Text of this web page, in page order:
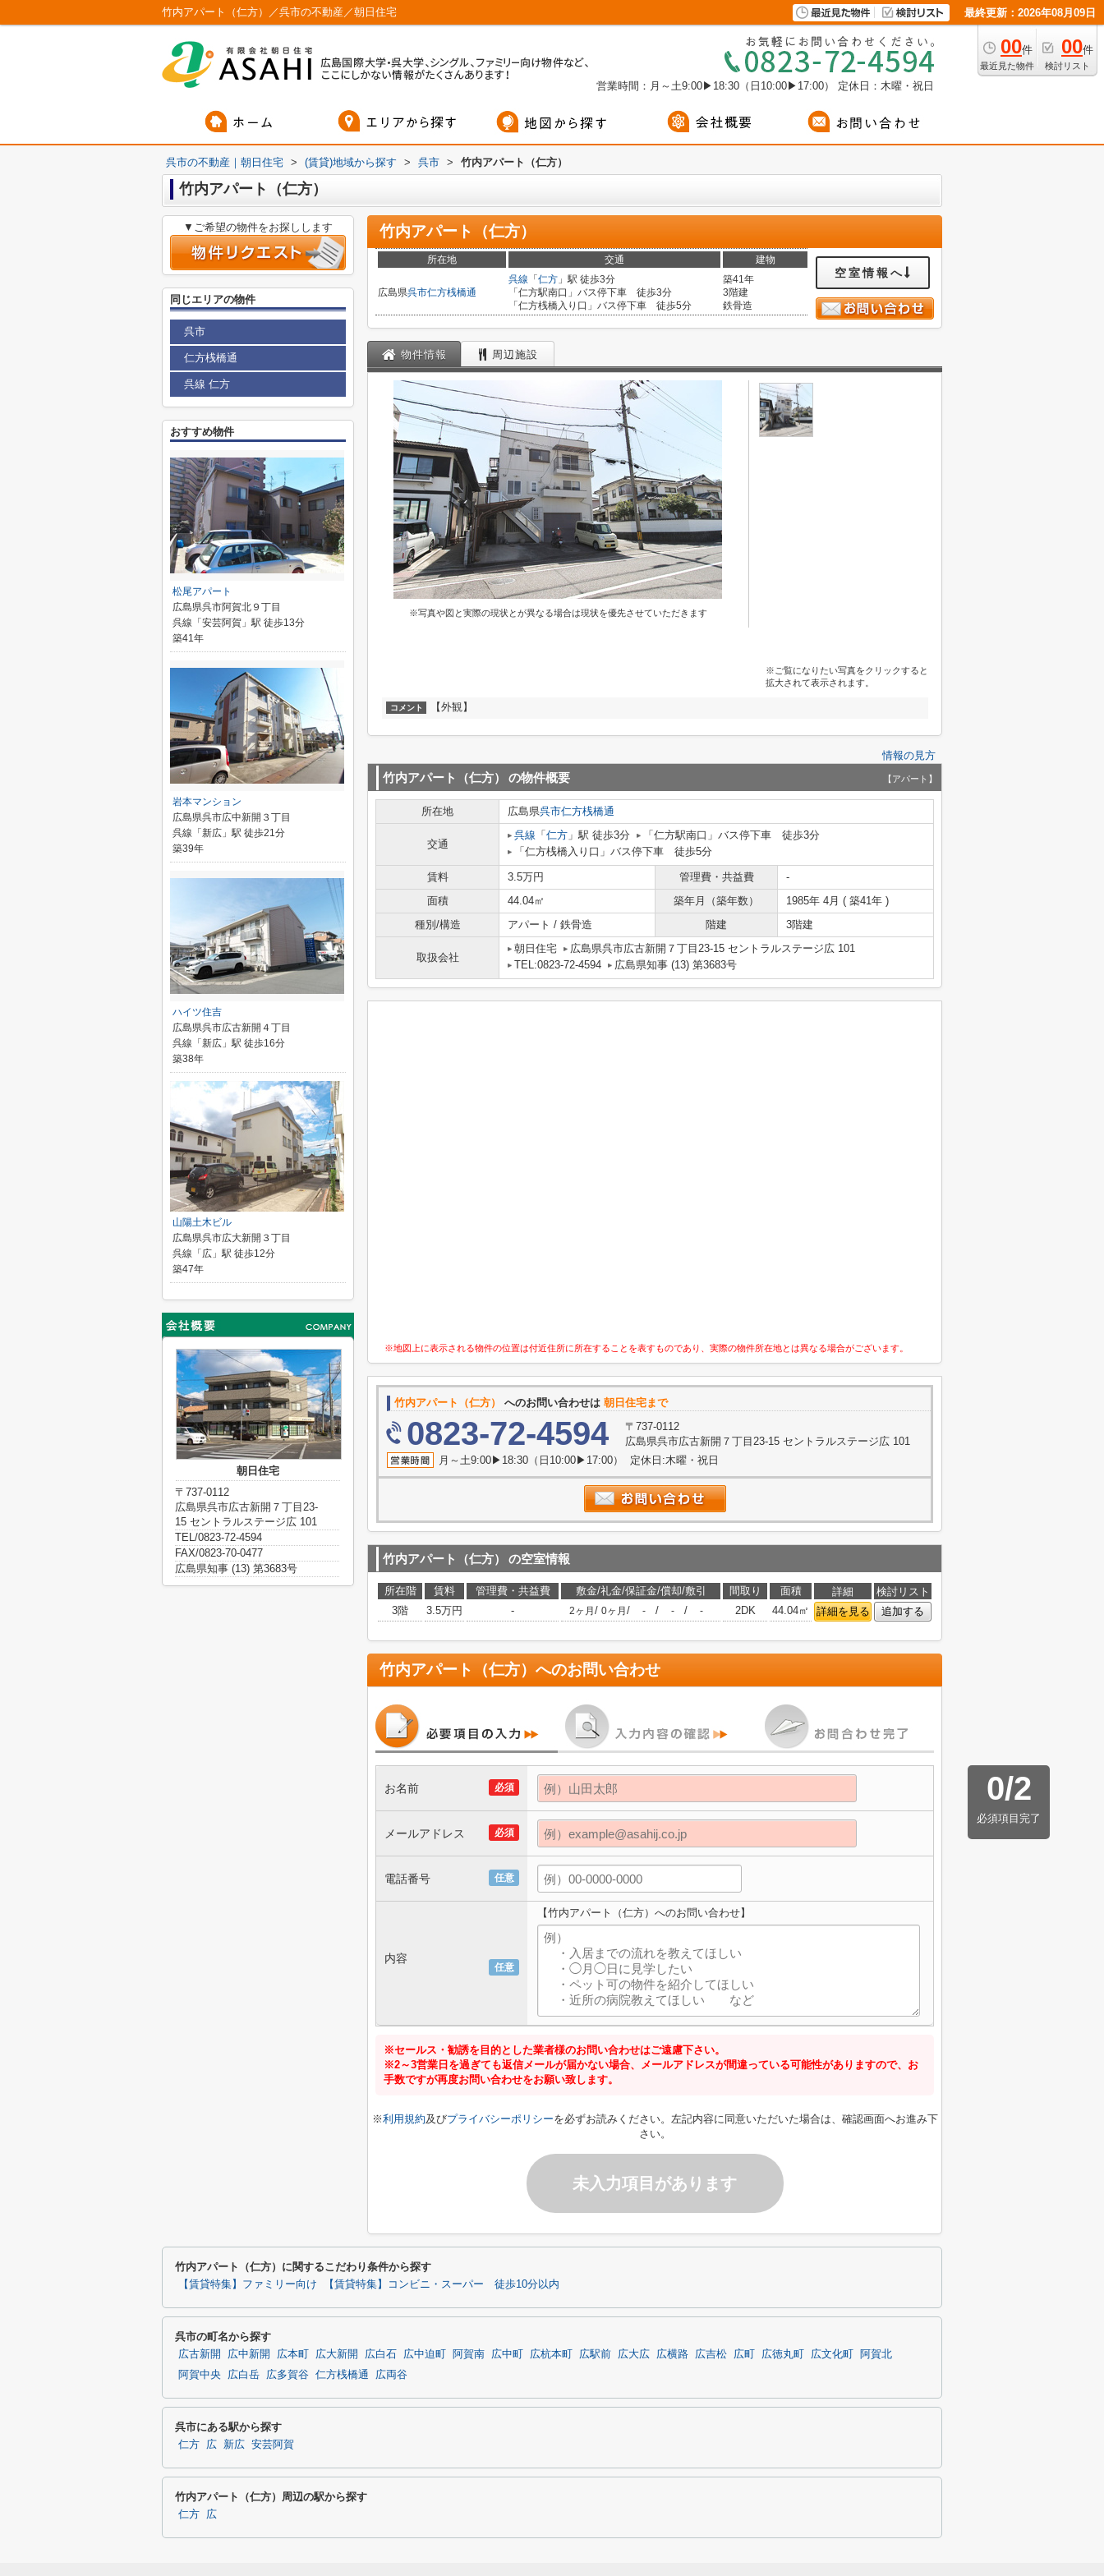
竹内アパート（仁方）／呉市の不動産／朝日住宅 最終更新：2026年08月09日
00件
最近見た物件
00件
検討リスト
営業時間：月～土9:00▶18:30（日10:00▶17:00） 定休日：木曜・祝日
呉市の不動産｜朝日住宅 > (賃貸)地域から探す > 呉市 > 竹内アパート（仁方）
竹内アパート（仁方）
竹内アパート（仁方）
所在地 交通 建物
広島県呉市仁方桟橋通
呉線 「 仁方 」駅 徒歩3分
「仁方駅南口」バス停下車 徒歩3分
「仁方桟橋入り口」バス停下車 徒歩5分
築41年
3階建
鉄骨造
空室情報へ
物件情報 周辺施設
※写真や図と実際の現状とが異なる場合は現状を優先させていただきます
※ご覧になりたい写真をクリックすると
拡大されて表示されます。
コメント 【外観】
情報の見方
竹内アパート（仁方） の物件概要 【アパート】
所在地 広島県呉市仁方桟橋通
交通
呉線 「 仁方 」駅 徒歩3分
「仁方駅南口」バス停下車 徒歩3分
「仁方桟橋入り口」バス停下車 徒歩5分
賃料 3.5万円 管理費・共益費
-
面積
44.04㎡ 築年月（築年数）
1985年 4月 ( 築41年 )
種別/構造
アパート / 鉄骨造 階建 3階建
取扱会社
朝日住宅
広島県呉市広古新開７丁目23-15 セントラルステージ広 101
TEL:0823-72-4594
広島県知事 (13) 第3683号
※地図上に表示される物件の位置は付近住所に所在することを表すものであり、実際の物件所在地とは異なる場合がございます。
竹内アパート（仁方） へのお問い合わせは 朝日住宅まで
0823-72-4594
〒737-0112
広島県呉市広古新開７丁目23-15 セントラルステージ広 101
月～土9:00▶18:30（日10:00▶17:00） 定休日:木曜・祝日
竹内アパート（仁方） の空室情報
所在階 賃料 管理費・共益費 敷金/礼金/保証金/償却/敷引 間取り 面積 詳細
検討リスト
3階
3.5万円 - 2ヶ月 / 0ヶ月 / - / - / - 2DK 44.04㎡ 詳細を見る 追加する
竹内アパート（仁方） へのお問い合わせ
0/2
必須項目完了
必須
お名前
必須
メールアドレス
任意
電話番号
任意
内容
【竹内アパート（仁方）へのお問い合わせ】
※セールス・勧誘を目的とした業者様のお問い合わせはご遠慮下さい。
※2～3営業日を過ぎても返信メールが届かない場合、メールアドレスが間違っている可能性がありますので、お
手数ですが再度お問い合わせをお願い致します。
※利用規約及びプライバシーポリシーを必ずお読みください。左記内容に同意いただいた場合は、確認画面へお進み下
さい。
未入力項目があります
▼ご希望の物件をお探しします
同じエリアの物件
呉市
仁方桟橋通
呉線 仁方
おすすめ物件
松尾アパート
広島県呉市阿賀北９丁目
呉線「安芸阿賀」駅 徒歩13分
築41年
岩本マンション
広島県呉市広中新開３丁目
呉線「新広」駅 徒歩21分
築39年
ハイツ住吉
広島県呉市広古新開４丁目
呉線「新広」駅 徒歩16分
築38年
山陽土木ビル
広島県呉市広大新開３丁目
呉線「広」駅 徒歩12分
築47年
朝日住宅
〒737-0112
広島県呉市広古新開７丁目23-
15 セントラルステージ広 101
TEL/0823-72-4594
FAX/0823-70-0477
広島県知事 (13) 第3683号
竹内アパート（仁方）に関するこだわり条件から探す
【賃貸特集】ファミリー向け 【賃貸特集】コンビニ・スーパー 徒歩10分以内
呉市の町名から探す
広古新開 広中新開 広本町 広大新開 広白石 広中迫町 阿賀南 広中町 広杭本町 広駅前 広大広 広横路 広吉松 広町 広徳丸町 広文化町
阿賀北
阿賀中央
広白岳 広多賀谷 仁方桟橋通 広両谷
呉市にある駅から探す
仁方 広 新広 安芸阿賀
竹内アパート（仁方）周辺の駅から探す
仁方 広